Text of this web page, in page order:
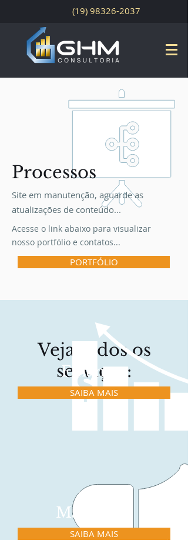
(19) 98326-2037
Processos
Site em manutenção, aguarde as
atualizações de conteúdo...
Acesse o link abaixo para visualizar
nosso portfólio e contatos...
PORTFÓLIO
Veja todos os
serviços:
Finanças
SAIBA MAIS
Marketing
SAIBA MAIS